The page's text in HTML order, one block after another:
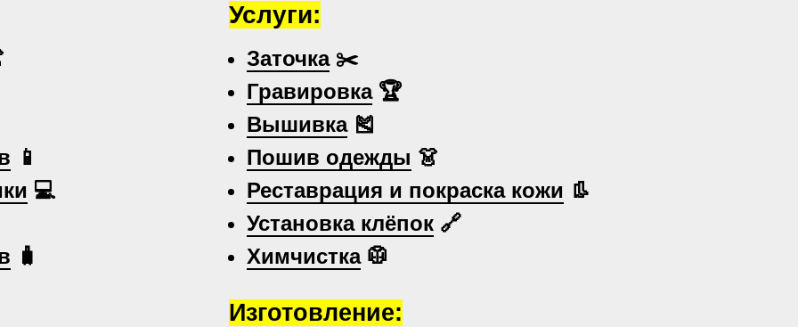
📱
💻
🧳
Заточка✂️
Гравировка🏆
Вышивка🎽
Пошив одежды 👗
Реставрация и покраска кожи 👢
Установка клёпок 🔗
Химчистка🥼
Услуги:
Изготовление: